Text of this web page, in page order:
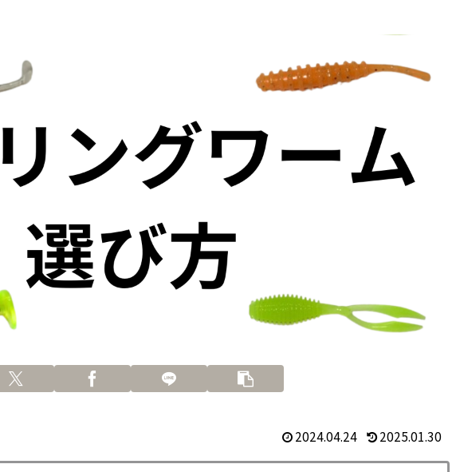
2024.04.24 2025.01.30